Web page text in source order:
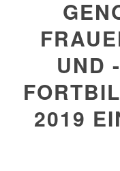
UND
2019